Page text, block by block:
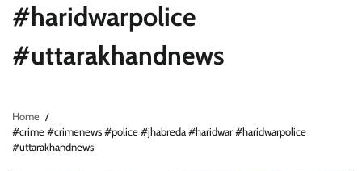
#haridwarpolice
#uttarakhandnews
Home
#crime #crimenews #police #jhabreda #haridwar #haridwarpolice
#uttarakhandnews